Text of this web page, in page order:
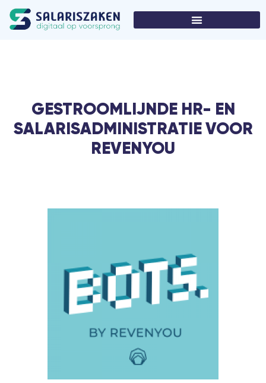
GESTROOMLIJNDE HR- EN
SALARISADMINISTRATIE VOOR
REVENYOU